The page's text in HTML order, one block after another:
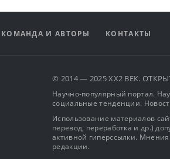
КОМАНДА И АВТОРЫ КОНТАКТЫ
© 2014 — 2025 XX2 ВЕК.
Научно-популярный портал.
социальные тенденции.
Использование материалов
перевод, переработка и др.)
активной гиперссылки. Мнения
редакции.